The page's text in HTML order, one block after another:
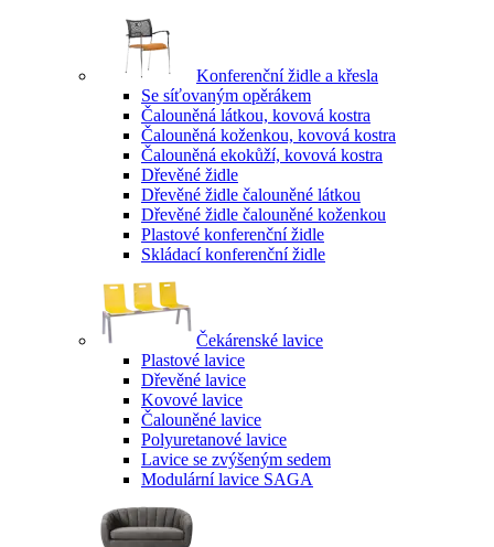
Konferenční židle a křesla
Se síťovaným opěrákem
Čalouněná látkou, kovová kostra
Čalouněná koženkou, kovová kostra
Čalouněná ekokůží, kovová kostra
Dřevěné židle
Dřevěné židle čalouněné látkou
Dřevěné židle čalouněné koženkou
Plastové konferenční židle
Skládací konferenční židle
Čekárenské lavice
Plastové lavice
Dřevěné lavice
Kovové lavice
Čalouněné lavice
Polyuretanové lavice
Lavice se zvýšeným sedem
Modulární lavice SAGA